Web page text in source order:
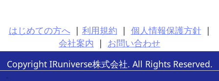
はじめての方へ | 利用規約 | 個人情報保護方針 |
会社案内 | お問い合わせ
Copyright IRuniverse株式会社. All Rights Reserved.
-